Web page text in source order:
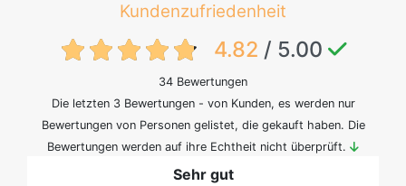
Kundenzufriedenheit
{txt:feedback-rating}
4.82 / 5.00
34 Bewertungen
Die letzten 3 Bewertungen - von Kunden, es werden nur
Bewertungen von Personen gelistet, die gekauft haben. Die
Bewertungen werden auf ihre Echtheit nicht überprüft.
Sehr gut